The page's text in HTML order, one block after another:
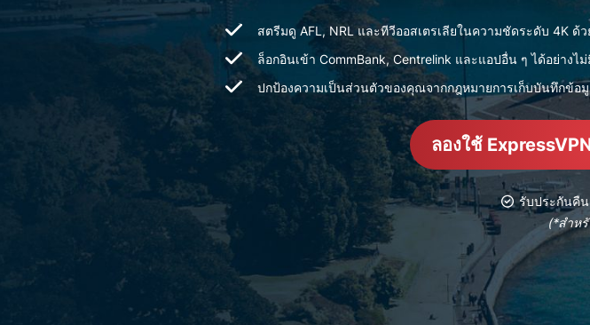
Identity
Defender
ป้องกันและเฝ้า
ระวัง ID ที่ทรง
พลัง พร้อม
เครื่องมือลบ
ข้อมูล
สตรีมดู AFL, NRL และทีวีออสเตรเลียในความชัดระดับ 4K ด้ว
ล็อกอินเข้า CommBank, Centrelink และแอปอื่น ๆ ได้อย่างไ
ปกป้องความเป็นส่วนตัวของคุณจากกฎหมายการเก็บบันทึกข้อมู
ลองใช้
รับประกันคื
(*สำห